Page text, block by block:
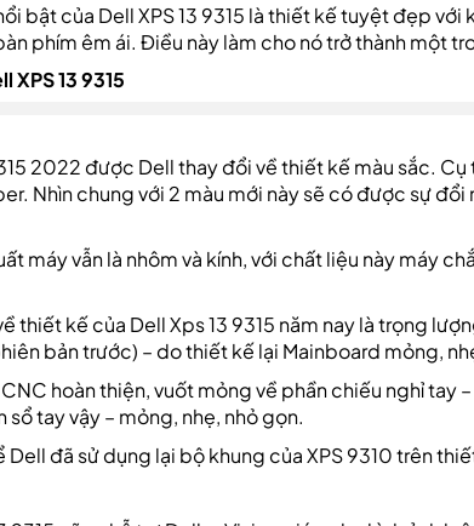
bật của Dell XPS 13 9315 là thiết kế tuyệt đẹp
phím êm ái. Điều này làm cho nó trở thành một
XPS 13 9315
2022 được Dell thay đổi về thiết kế màu sắc.
Nhìn chung với 2 màu mới này sẽ có được sự
máy vẫn là nhôm và kính, với chất liệu này máy
thiết kế của Dell Xps 13 9315 năm nay là trọng
bản trước) – do thiết kế lại Mainboard mỏng,
hoàn thiện, vuốt mỏng về phần chiếu nghỉ tay
tay vậy – mỏng, nhẹ, nhỏ gọn.
đã sử dụng lại bộ khung của XPS 9310 trên